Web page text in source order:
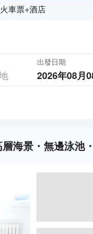
火車票+酒店
出發日期
2026年08月
海景・無邊泳